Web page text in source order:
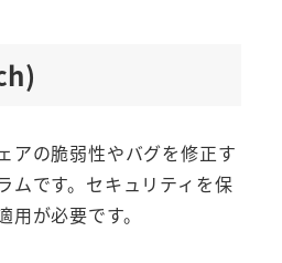
アの脆弱性やバグを修正す
ムです。セキュリティを保
が必要です。